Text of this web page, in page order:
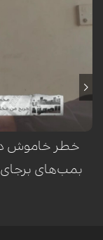
محمد سرور، کودک
از کنار تپه‌وری در این
از ارتش اشغالگر
مسیر زندگی او را
دو پا، فلج شدن دست
گردید. این حادثه‌ی
برجای‌مانده از جنگ در
خطر خاموش در
بمب‌های